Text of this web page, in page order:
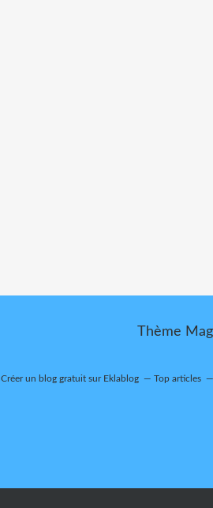
Thème
Créer un blog gratuit sur Eklablog Top articles